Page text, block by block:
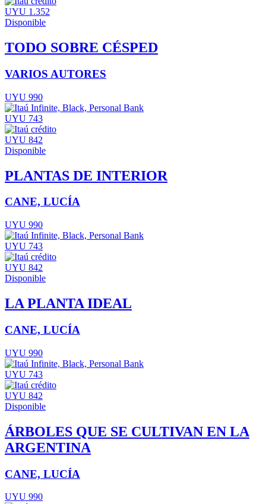
UYU 1.352
Disponible
TODO SOBRE CÉSPED
VARIOS AUTORES
UYU 990
UYU 743
UYU 842
Disponible
PLANTAS DE INTERIOR
CANE, LUCÍA
UYU 990
UYU 743
UYU 842
Disponible
LA PLANTA IDEAL
CANE, LUCÍA
UYU 990
UYU 743
UYU 842
Disponible
ÁRBOLES QUE SE CULTIVAN EN LA
ARGENTINA
CANE, LUCÍA
UYU 990